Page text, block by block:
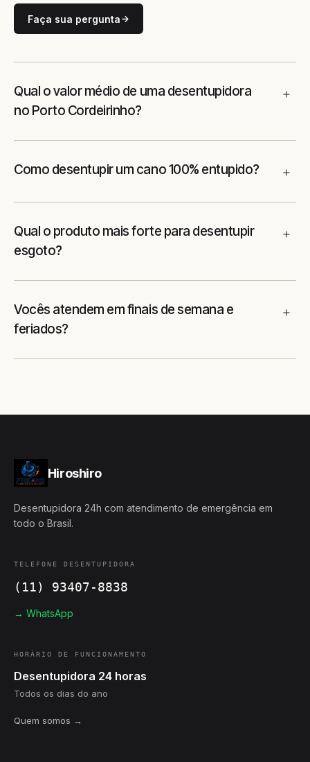
Faça sua pergunta
Qual o valor médio de uma desentupidora
no Porto Cordeirinho?
Como desentupir um cano 100% entupido?
Qual o produto mais forte para desentupir
esgoto?
Vocês atendem em finais de semana e
feriados?
Hiroshiro
Desentupidora 24h com atendimento de emergência em
todo o Brasil.
TELEFONE DESENTUPIDORA
(11) 93407-8838
→ WhatsApp
HORÁRIO DE FUNCIONAMENTO
Desentupidora 24 horas
Todos os dias do ano
Quem somos →